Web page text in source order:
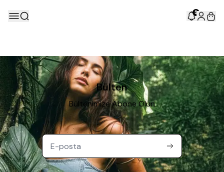
5
Bülten
Bültenimize Abone Olun